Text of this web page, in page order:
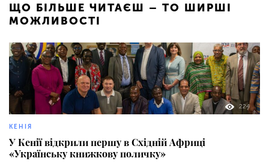
ЩО БІЛЬШЕ ЧИТАЄШ – ТО ШИРШІ
МОЖЛИВОСТІ
224
КЕНІЯ
У Кенії відкрили першу в Східній Африці
«Українську книжкову поличку»